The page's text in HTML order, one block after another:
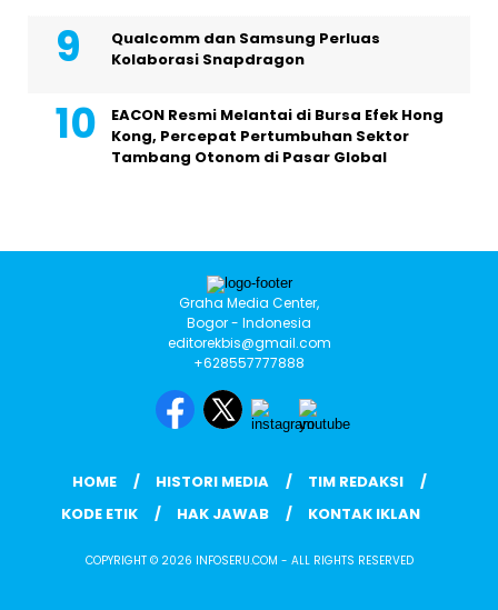
Qualcomm dan Samsung Perluas
Kolaborasi Snapdragon
EACON Resmi Melantai di Bursa Efek Hong
Kong, Percepat Pertumbuhan Sektor
Tambang Otonom di Pasar Global
Graha Media Center,
Bogor - Indonesia
editorekbis@gmail.com
+628557777888
HOME HISTORI MEDIA
TIM REDAKSI
KODE ETIK
HAK JAWAB KONTAK IKLAN
COPYRIGHT © 2026 INFOSERU.COM - ALL RIGHTS RESERVED